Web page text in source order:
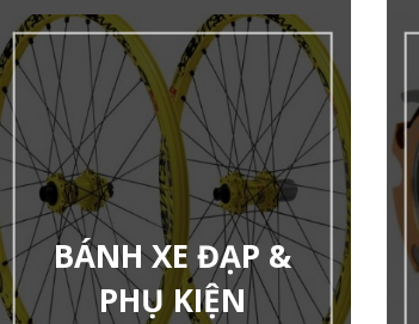
BÁNH XE ĐẠP &
PHỤ KIỆN